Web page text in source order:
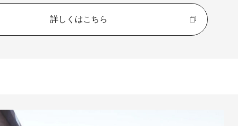
詳しくはこちら